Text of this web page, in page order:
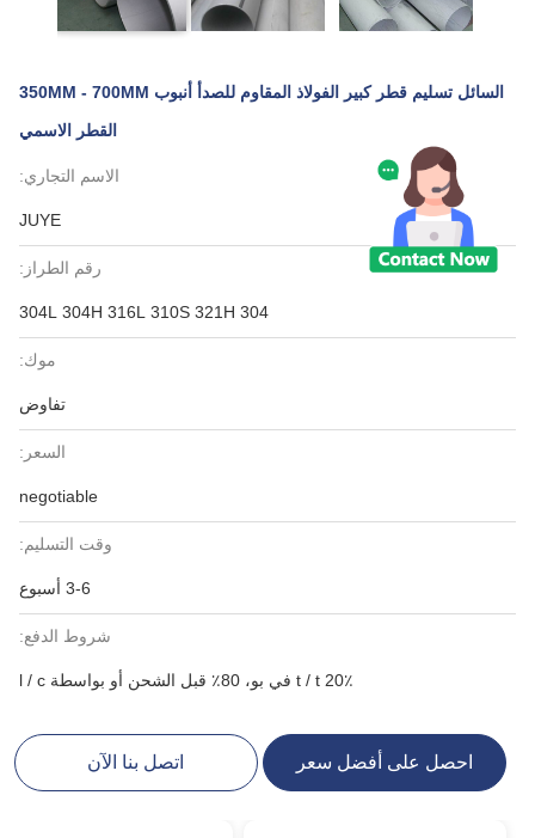
السائل تسليم قطر كبير الفولاذ المقاوم للصدأ أنبوب 350MM - 700MM
القطر الاسمي
الاسم التجاري:
JUYE
رقم الطراز:
304 304L 304H 316L 310S 321H
موك:
تفاوض
السعر:
negotiable
وقت التسليم:
3-6 أسبوع
شروط الدفع:
20٪ t / t في بو، 80٪ قبل الشحن أو بواسطة l / c
احصل على أفضل سعر اتصل بنا الآن